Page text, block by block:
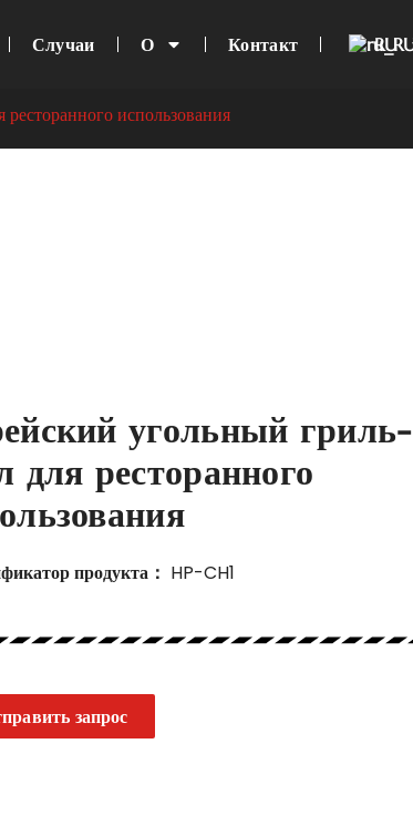
Случаи О Контакт RU
использования
угольный гриль-
для ресторанного
продукта： HP-CH1
запрос